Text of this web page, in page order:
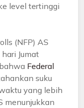
level tertinggi
(NFP) AS
Jumat
Federal
suku
yang lebih
menunjukkan